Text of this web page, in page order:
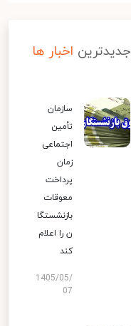
جدیدترین اخبار ها
سازمان
تأمین
اجتماعی
زمان
پرداخت
معوقات
بازنشستگا
ن را اعلام
کند
1405/05/
07